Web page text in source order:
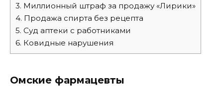
3. Миллионный штраф за продажу «Лирики»
4. Продажа спирта без рецепта
5. Суд аптеки с работниками
6. Ковидные нарушения
Омские фармацевты